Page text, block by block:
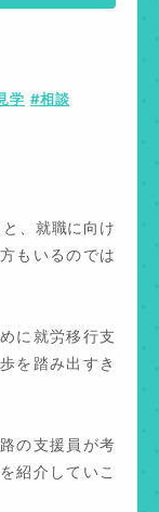
学 #相談
、就職に向け
もいるのでは
に就労移行支
を踏み出すき
の支援員が考
紹介していこ